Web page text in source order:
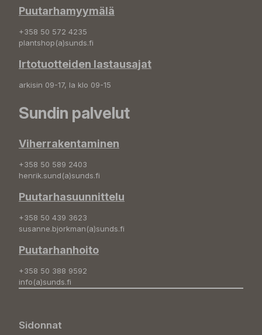
Puutarhamyymälä
+358 50 572 4235
plantshop(a)sunds.fi
Irtotuotteiden lastausajat
arkisin 09-17, la klo 09-15
Sundin palvelut
Viherrakentaminen
+358 50 589 2403
henrik.sund(a)sunds.fi
Puutarhasuunnittelu
+358 50 439 3623
susanne.bjorkman(a)sunds.fi
Puutarhanhoito
+358 50 388 9592
info(a)sunds.fi
Sidonnat